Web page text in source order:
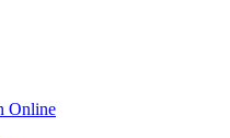
Online